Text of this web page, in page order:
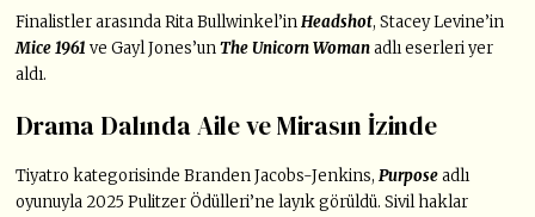
Finalistler arasında Rita Bullwinkel’inHeadshot, Stacey Levine’in
Mice 1961 ve Gayl Jones’unThe Unicorn Womanadlı eserleri yer
aldı.
Drama Dalında Aile ve Mirasın İzinde
Tiyatro kategorisinde Branden Jacobs-Jenkins,Purposeadlı
oyunuyla 2025 Pulitzer Ödülleri’ne layık görüldü. Sivil haklar